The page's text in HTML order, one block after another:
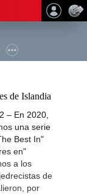
de Islandia
– En 2020,
una serie
Best In"
en"
a los
de
por